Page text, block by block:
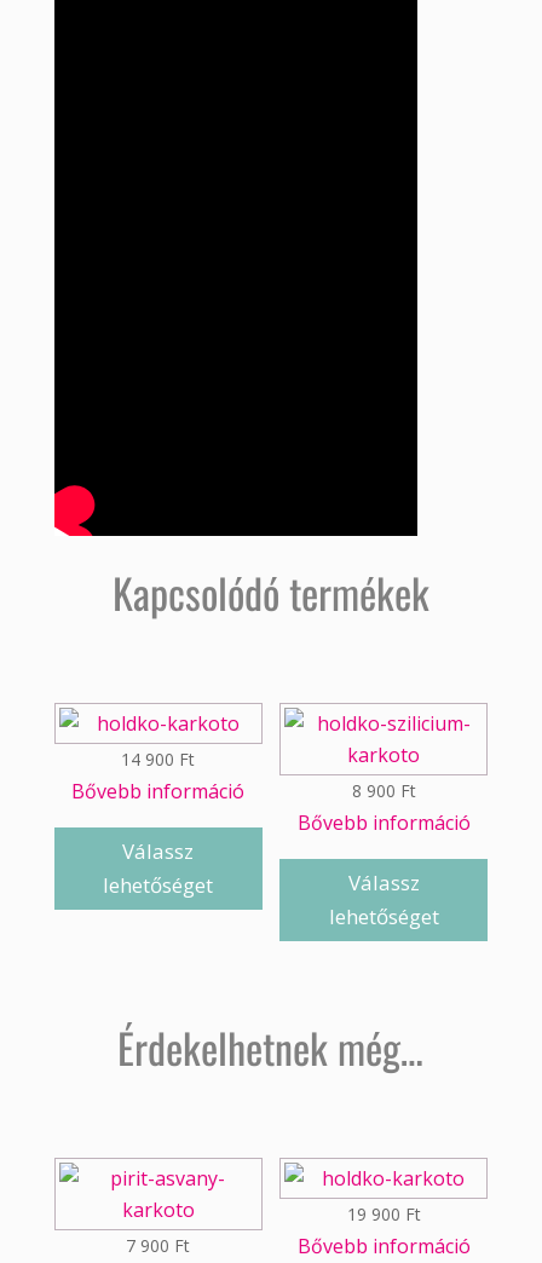
Kapcsolódó termékek
14 900 Ft
Bővebb információ
Válassz
lehetőséget
8 900 Ft
Bővebb információ
Válassz
lehetőséget
Érdekelhetnek még…
7 900 Ft
19 900 Ft
Bővebb információ